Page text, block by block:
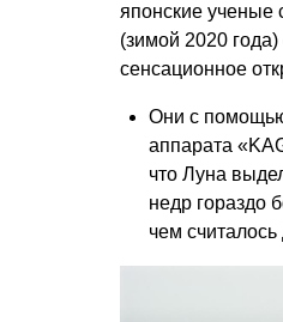
японские ученые
(зимой 2020 года)
сенсационное
Они с
аппарата
что Луна
недр гораздо
чем считалось